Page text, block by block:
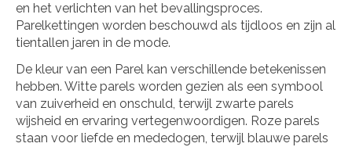
en het verlichten van het bevallingsproces.
Parelkettingen worden beschouwd als tijdloos en zijn al
tientallen jaren in de mode.
De kleur van een Parel kan verschillende betekenissen
hebben. Witte parels worden gezien als een symbool
van zuiverheid en onschuld, terwijl zwarte parels
wijsheid en ervaring vertegenwoordigen. Roze parels
staan voor liefde en mededogen, terwijl blauwe parels